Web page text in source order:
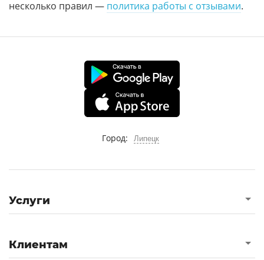
несколько правил — политика работы с отзывами.
Город: Липецк
Услуги
Клиентам